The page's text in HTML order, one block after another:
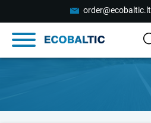
order@ecobaltic.lt